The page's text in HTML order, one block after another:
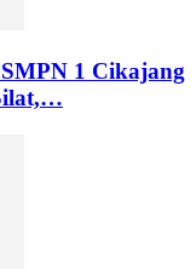
1 Cikajang